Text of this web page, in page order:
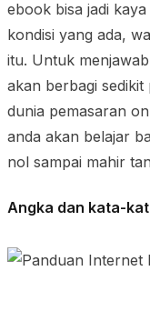
ebook bisa jadi
kondisi yang ada,
itu. Untuk
akan berbagi
dunia pemasaran
anda akan belajar
nol sampai mahir
Angka dan kata-